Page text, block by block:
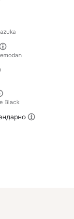
Black